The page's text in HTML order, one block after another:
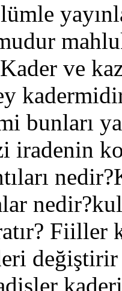
ve
bunları
iradenin
Fiiller
değiştirir